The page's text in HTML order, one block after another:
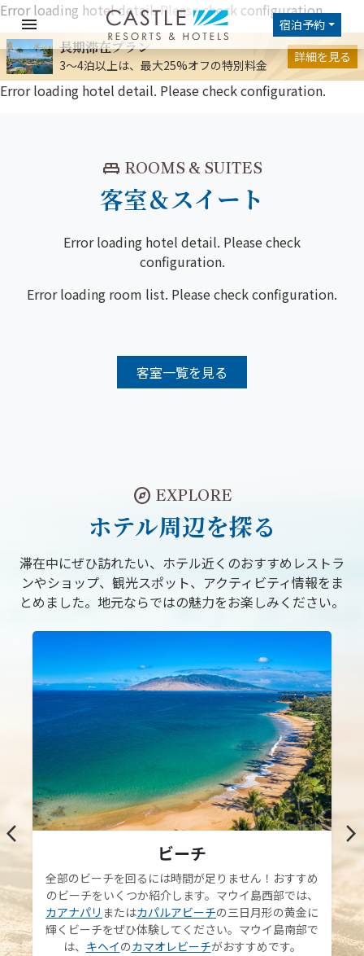
menu 宿泊予約
Error loading hotel detail. Please check configuration.
長期滞在プラン
3～4泊以上は、最大25%オフの特別料金
詳細を見る
Error loading hotel detail. Please check configuration.
king_bed ROOMS & SUITES
客室＆スイート
Error loading hotel detail. Please check
configuration.
Error loading room list. Please check configuration.
客室一覧を見る
explore EXPLORE
ホテル周辺を探る
滞在中にぜひ訪れたい、ホテル近くのおすすめレストラ
ンやショップ、観光スポット、アクティビティ情報をま
とめました。地元ならではの魅力をお楽しみください。
arrow_back_ios
ビーチ
全部のビーチを回るには時間が足りません！おすすめ
のビーチをいくつか紹介します。マウイ島西部では、
カアナパリ またはカパルアビーチの三日月形の黄金に
輝くビーチをぜひ体験してください。マウイ島南部で
は、 キヘイのカマオレビーチがおすすめです。
arrow_forward_ios